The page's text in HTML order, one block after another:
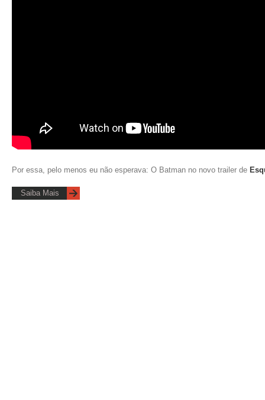
Por essa, pelo menos eu não esperava: O Batman no novo trailer de
Saiba Mais